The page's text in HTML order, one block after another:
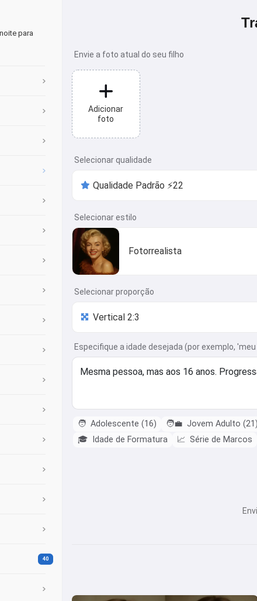
para
40
Envie a foto atual do seu filho
Adicionar
foto
Selecionar qualidade
Selecionar estilo
Fotorrealista
Selecionar proporção
Especifique a idade desejada (por exemplo,
🧑 Adolescente (16) 🧑‍💼 Jovem Adulto (21)
🎓
Idade de Formatura 📈 Série de Marcos